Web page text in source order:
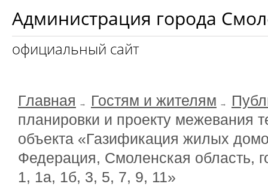
Администрация города
официальный сайт
Главная Гостям и жителям
планировки и проекту межевания
объекта «Газификация жилых
Федерация, Смоленская область,
1, 1а, 1б, 3, 5, 7, 9, 11»